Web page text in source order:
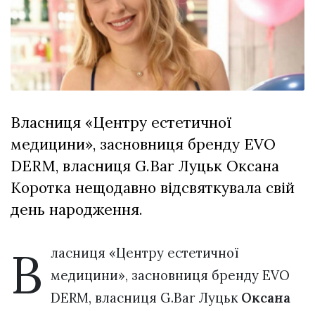
залишив у
Луцьку
три...
27 Липня 2026
715 переглядів
Всі розділи
Лайф
Афіша
ZONE 18+
Власниця «Центру естетичної
медицини», засновниця бренду EVO
DERM, власниця G.Bar Луцьк Оксана
Коротка нещодавно відсвяткувала свій
день народження.
В ласниця «Центру естетичної
медицини», засновниця бренду EVO
DERM, власниця G.Bar Луцьк Оксана